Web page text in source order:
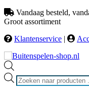
Vandaag besteld,
Groot assortiment
Klantenservice |
Producten
zoeken